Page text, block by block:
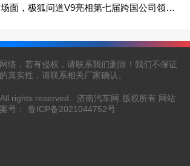
再现“高端局”名场面，极狐问道V9亮相第七届跨国公司领导人青岛峰会
络，若有侵权，请联系我们删除！我们不保证
真实性，请联系相关厂家确认。
rights reserved. 济南汽车网 版权所有 网站
号：
鲁ICP备2021044752号